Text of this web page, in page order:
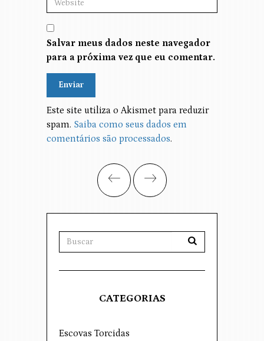
Salvar meus dados neste navegador
para a próxima vez que eu comentar.
Alternative:
Este site utiliza o Akismet para reduzir
spam. Saiba como seus dados em
comentários são processados.
CATEGORIAS
Escovas Torcidas